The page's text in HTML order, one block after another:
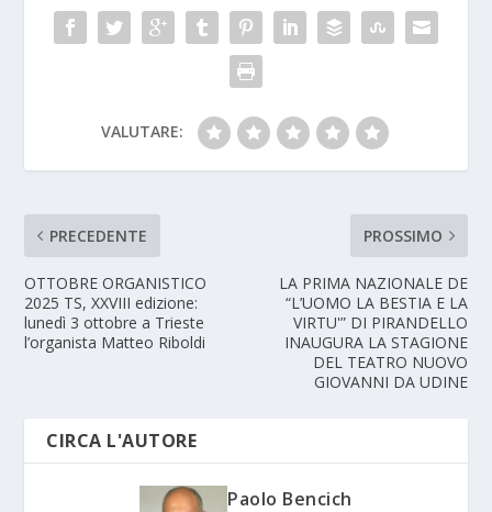
VALUTARE:
PRECEDENTE
OTTOBRE ORGANISTICO
2025 TS, XXVIII edizione:
lunedì 3 ottobre a Trieste
l’organista Matteo Riboldi
PROSSIMO
LA PRIMA NAZIONALE DE
“L’UOMO LA BESTIA E LA
VIRTU'” DI PIRANDELLO
INAUGURA LA STAGIONE
DEL TEATRO NUOVO
GIOVANNI DA UDINE
CIRCA L'AUTORE
Paolo Bencich